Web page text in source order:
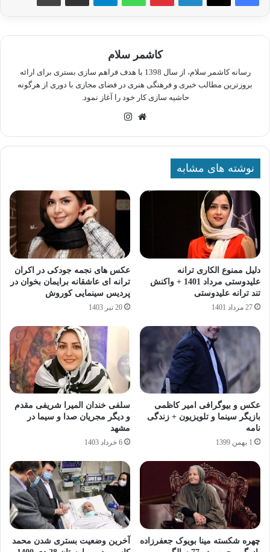
کاشمر سلام
رسانه کاشمر سلام، از سال 1398 با هدف فراهم سازی بستری برای ارائه
بروزترین مطالب خبری و فرهنگی هنری در فضای مجازی با دوری از هرگونه
حاشیه سازی کار خود را آغاز نمود.
وبسایت
نوشته های مشابه
دلیل ممنوع الکاری ترانه
علیدوستی مرداد 1401 + واکنش
تند ترانه علیدوستی
27 مرداد 1401
عکس های نجمه جودکی در اکران
ترانه ای عاشقانه برایمان بخوان در
پردیس سینمایی کوروش
20 تیر 1403
عکس و بیوگرافی امیر کاظمی
بازیگر سینما و تلویزیون + زندگی
نامه
1 بهمن 1399
سلفی خندان المیرا شریفی مقدم
و دیگر مجریان صدا و سیما در
مشهد
6 خرداد 1403
چهره شکسته مینا بویوک جعفرزاده
آخرین وضعیت بستری شدن محمد